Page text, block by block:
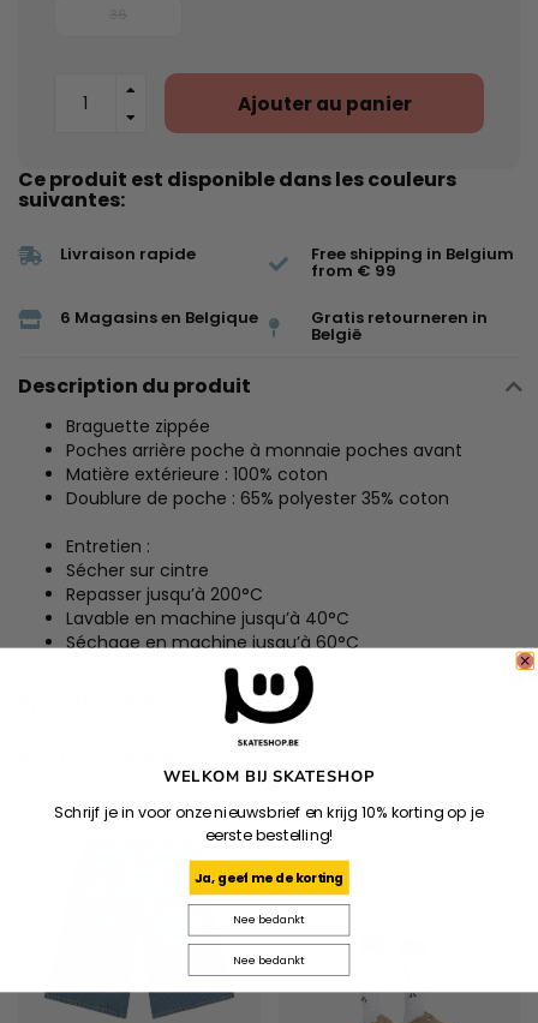
Ajouter au panier
Ce produit est disponible dans les couleurs
suivantes:
Livraison rapide Free shipping in Belgium
from € 99
6 Magasins en Belgique Gratis retourneren in
België
Description du produit
Braguette zippée
Poches arrière poche à monnaie poches avant
Matière extérieure : 100% coton
Doublure de poche : 65% polyester 35% coton
Entretien :
Sécher sur cintre
Repasser jusqu’à 200°C
Lavable en machine jusqu’à 40°C
Séchage en machine jusqu’à 60°C
WELKOM BIJ SKATESHOP
Schrijf je in voor onze nieuwsbrief en krijg 10% korting op je
eerste bestelling!
Ja, geef me de korting
Nee bedankt
Nee bedankt